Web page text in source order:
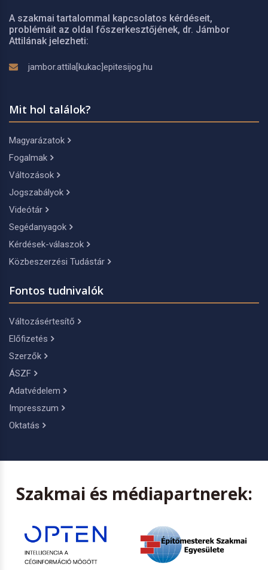
A szakmai tartalommal kapcsolatos kérdéseit,
problémáit az oldal főszerkesztőjének, dr. Jámbor
Attilának jelezheti:
jambor.attila[kukac]epitesijog.hu
Mit hol találok?
Magyarázatok
Fogalmak
Változások
Jogszabályok
Videótár
Segédanyagok
Kérdések-válaszok
Közbeszerzési Tudástár
Fontos tudnivalók
Változásértesítő
Előfizetés
Szerzők
ÁSZF
Adatvédelem
Impresszum
Oktatás
Szakmai és médiapartnerek: